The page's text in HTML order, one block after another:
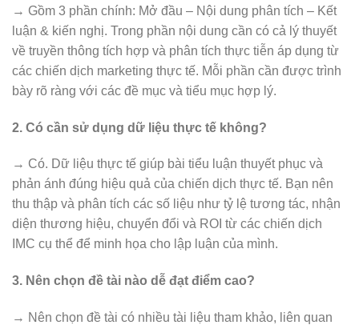
→ Gồm 3 phần chính: Mở đầu – Nội dung phân tích – Kết
luận & kiến nghị. Trong phần nội dung cần có cả lý thuyết
về truyền thông tích hợp và phân tích thực tiễn áp dụng từ
các chiến dịch marketing thực tế. Mỗi phần cần được trình
bày rõ ràng với các đề mục và tiểu mục hợp lý.
2. Có cần sử dụng dữ liệu thực tế không?
→ Có. Dữ liệu thực tế giúp bài tiểu luận thuyết phục và
phản ánh đúng hiệu quả của chiến dịch thực tế. Bạn nên
thu thập và phân tích các số liệu như tỷ lệ tương tác, nhận
diện thương hiệu, chuyển đổi và ROI từ các chiến dịch
IMC cụ thể để minh họa cho lập luận của mình.
3. Nên chọn đề tài nào dễ đạt điểm cao?
→ Nên chọn đề tài có nhiều tài liệu tham khảo, liên quan